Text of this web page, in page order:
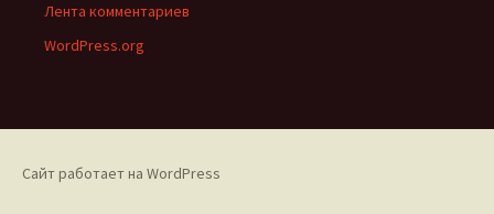
Лента комментариев
WordPress.org
Сайт работает на WordPress